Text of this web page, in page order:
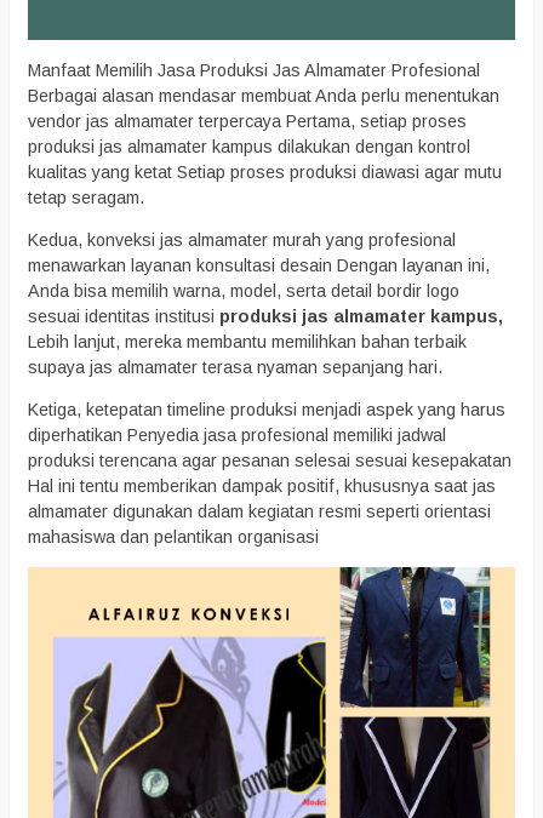
Manfaat Memilih Jasa Produksi Jas Almamater Profesional
Berbagai alasan mendasar membuat Anda perlu menentukan
vendor jas almamater terpercaya Pertama, setiap proses
produksi jas almamater kampus dilakukan dengan kontrol
kualitas yang ketat Setiap proses produksi diawasi agar mutu
tetap seragam.
Kedua, konveksi jas almamater murah yang profesional
menawarkan layanan konsultasi desain Dengan layanan ini,
Anda bisa memilih warna, model, serta detail bordir logo
sesuai identitas institusi produksi jas almamater kampus,
Lebih lanjut, mereka membantu memilihkan bahan terbaik
supaya jas almamater terasa nyaman sepanjang hari.
Ketiga, ketepatan timeline produksi menjadi aspek yang harus
diperhatikan Penyedia jasa profesional memiliki jadwal
produksi terencana agar pesanan selesai sesuai kesepakatan
Hal ini tentu memberikan dampak positif, khususnya saat jas
almamater digunakan dalam kegiatan resmi seperti orientasi
mahasiswa dan pelantikan organisasi